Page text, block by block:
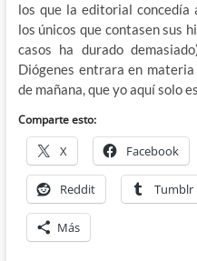
los que la editorial
los únicos que contasen sus
casos ha durado
Diógenes entrara en
de mañana, que yo aquí solo
Comparte esto:
X Facebook
Reddit Tumblr
Más